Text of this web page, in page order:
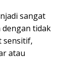
sangat
tidak
sensitif,
atau